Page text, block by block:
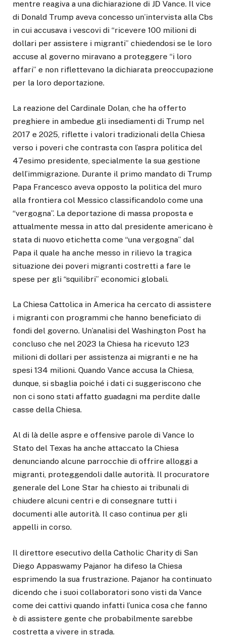
mentre reagiva a una dichiarazione di JD Vance. Il vice
di Donald Trump aveva concesso un’intervista alla Cbs
in cui accusava i vescovi di “ricevere 100 milioni di
dollari per assistere i migranti” chiedendosi se le loro
accuse al governo miravano a proteggere “i loro
affari” e non riflettevano la dichiarata preoccupazione
per la loro deportazione.
La reazione del Cardinale Dolan, che ha offerto
preghiere in ambedue gli insediamenti di Trump nel
2017 e 2025, riflette i valori tradizionali della Chiesa
verso i poveri che contrasta con l’aspra politica del
47esimo presidente, specialmente la sua gestione
dell’immigrazione. Durante il primo mandato di Trump
Papa Francesco aveva opposto la politica del muro
alla frontiera col Messico classificandolo come una
“vergogna”. La deportazione di massa proposta e
attualmente messa in atto dal presidente americano è
stata di nuovo etichetta come “una vergogna” dal
Papa il quale ha anche messo in rilievo la tragica
situazione dei poveri migranti costretti a fare le
spese per gli “squilibri” economici globali.
La Chiesa Cattolica in America ha cercato di assistere
i migranti con programmi che hanno beneficiato di
fondi del governo. Un’analisi del Washington Post ha
concluso che nel 2023 la Chiesa ha ricevuto 123
milioni di dollari per assistenza ai migranti e ne ha
spesi 134 milioni. Quando Vance accusa la Chiesa,
dunque, si sbaglia poiché i dati ci suggeriscono che
non ci sono stati affatto guadagni ma perdite dalle
casse della Chiesa.
Al di là delle aspre e offensive parole di Vance lo
Stato del Texas ha anche attaccato la Chiesa
denunciando alcune parrocchie di offrire alloggi a
migranti, proteggendoli dalle autorità. Il procuratore
generale del Lone Star ha chiesto ai tribunali di
chiudere alcuni centri e di consegnare tutti i
documenti alle autorità. Il caso continua per gli
appelli in corso.
Il direttore esecutivo della Catholic Charity di San
Diego Appaswamy Pajanor ha difeso la Chiesa
esprimendo la sua frustrazione. Pajanor ha continuato
dicendo che i suoi collaboratori sono visti da Vance
come dei cattivi quando infatti l’unica cosa che fanno
è di assistere gente che probabilmente sarebbe
costretta a vivere in strada.